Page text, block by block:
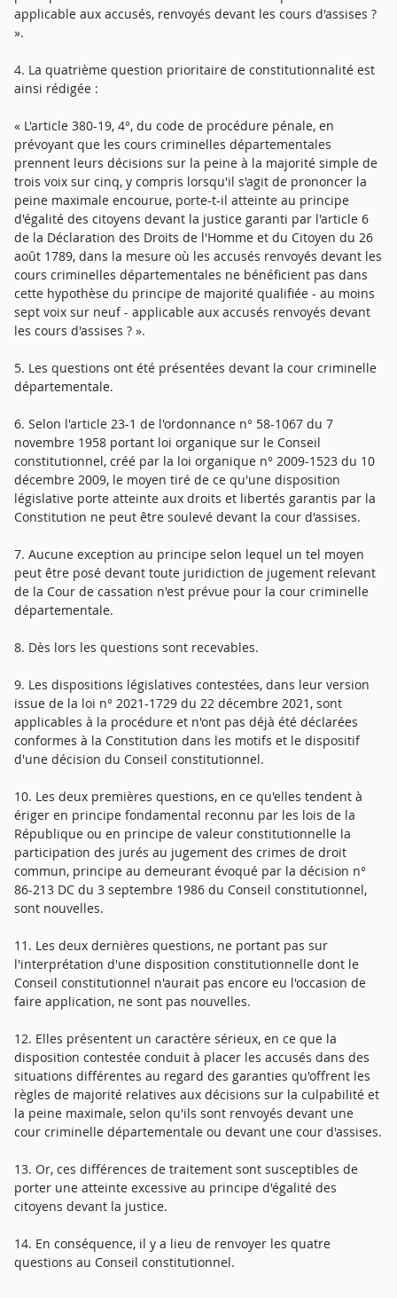
applicable aux accusés, renvoyés devant les cours d'assises ?
».
4. La quatrième question prioritaire de constitutionnalité est
ainsi rédigée :
« L'article 380-19, 4°, du code de procédure pénale, en
prévoyant que les cours criminelles départementales
prennent leurs décisions sur la peine à la majorité simple de
trois voix sur cinq, y compris lorsqu'il s'agit de prononcer la
peine maximale encourue, porte-t-il atteinte au principe
d'égalité des citoyens devant la justice garanti par l'article 6
de la Déclaration des Droits de l'Homme et du Citoyen du 26
août 1789, dans la mesure où les accusés renvoyés devant les
cours criminelles départementales ne bénéficient pas dans
cette hypothèse du principe de majorité qualifiée - au moins
sept voix sur neuf - applicable aux accusés renvoyés devant
les cours d'assises ? ».
5. Les questions ont été présentées devant la cour criminelle
départementale.
6. Selon l'article 23-1 de l'ordonnance n° 58-1067 du 7
novembre 1958 portant loi organique sur le Conseil
constitutionnel, créé par la loi organique n° 2009-1523 du 10
décembre 2009, le moyen tiré de ce qu'une disposition
législative porte atteinte aux droits et libertés garantis par la
Constitution ne peut être soulevé devant la cour d'assises.
7. Aucune exception au principe selon lequel un tel moyen
peut être posé devant toute juridiction de jugement relevant
de la Cour de cassation n'est prévue pour la cour criminelle
départementale.
8. Dès lors les questions sont recevables.
9. Les dispositions législatives contestées, dans leur version
issue de la loi n° 2021-1729 du 22 décembre 2021, sont
applicables à la procédure et n'ont pas déjà été déclarées
conformes à la Constitution dans les motifs et le dispositif
d'une décision du Conseil constitutionnel.
10. Les deux premières questions, en ce qu'elles tendent à
ériger en principe fondamental reconnu par les lois de la
République ou en principe de valeur constitutionnelle la
participation des jurés au jugement des crimes de droit
commun, principe au demeurant évoqué par la décision n°
86-213 DC du 3 septembre 1986 du Conseil constitutionnel,
sont nouvelles.
11. Les deux dernières questions, ne portant pas sur
l'interprétation d'une disposition constitutionnelle dont le
Conseil constitutionnel n'aurait pas encore eu l'occasion de
faire application, ne sont pas nouvelles.
12. Elles présentent un caractère sérieux, en ce que la
disposition contestée conduit à placer les accusés dans des
situations différentes au regard des garanties qu'offrent les
règles de majorité relatives aux décisions sur la culpabilité et
la peine maximale, selon qu'ils sont renvoyés devant une
cour criminelle départementale ou devant une cour d'assises.
13. Or, ces différences de traitement sont susceptibles de
porter une atteinte excessive au principe d'égalité des
citoyens devant la justice.
14. En conséquence, il y a lieu de renvoyer les quatre
questions au Conseil constitutionnel.